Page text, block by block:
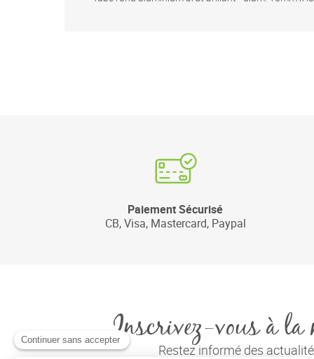
Paiement Sécurisé
CB, Visa, Mastercard, Paypal
Inscrivez-vous à la
Restez informé des